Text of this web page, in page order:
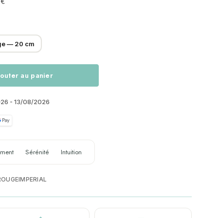
— 20 cm
au panier
- 13/08/2026
Sérénité Intuition